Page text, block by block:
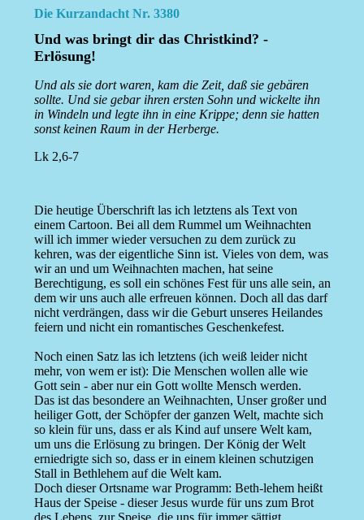
Die Kurzandacht Nr. 3380
Und was bringt dir das Christkind? -
Erlösung!
Und als sie dort waren, kam die Zeit, daß sie gebären
sollte. Und sie gebar ihren ersten Sohn und wickelte ihn
in Windeln und legte ihn in eine Krippe; denn sie hatten
sonst keinen Raum in der Herberge.
Lk 2,6-7
Die heutige Überschrift las ich letztens als Text von
einem Cartoon. Bei all dem Rummel um Weihnachten
will ich immer wieder versuchen zu dem zurück zu
kehren, was der eigentliche Sinn ist. Vieles von dem, was
wir an und um Weihnachten machen, hat seine
Berechtigung, es soll ein schönes Fest für uns alle sein, an
dem wir uns auch alle erfreuen können. Doch all das darf
nicht verdrängen, dass wir die Geburt unseres Heilandes
feiern und nicht ein romantisches Geschenkefest.
Noch einen Satz las ich letztens (ich weiß leider nicht
mehr, von wem er ist): Die Menschen wollen alle wie
Gott sein - aber nur ein Gott wollte Mensch werden.
Das ist das besondere an Weihnachten, Unser großer und
heiliger Gott, der Schöpfer der ganzen Welt, machte sich
so klein für uns, dass er als Kind auf unsere Welt kam,
um uns die Erlösung zu bringen. Der König der Welt
erniedrigte sich so, dass er in einem kleinen schutzigen
Stall in Bethlehem auf die Welt kam.
Doch dieser Ortsname war Programm: Beth-lehem heißt
Haus der Speise - dieser Jesus wurde für uns zum Brot
des Lebens, zur Speise, die uns für immer sättigt.